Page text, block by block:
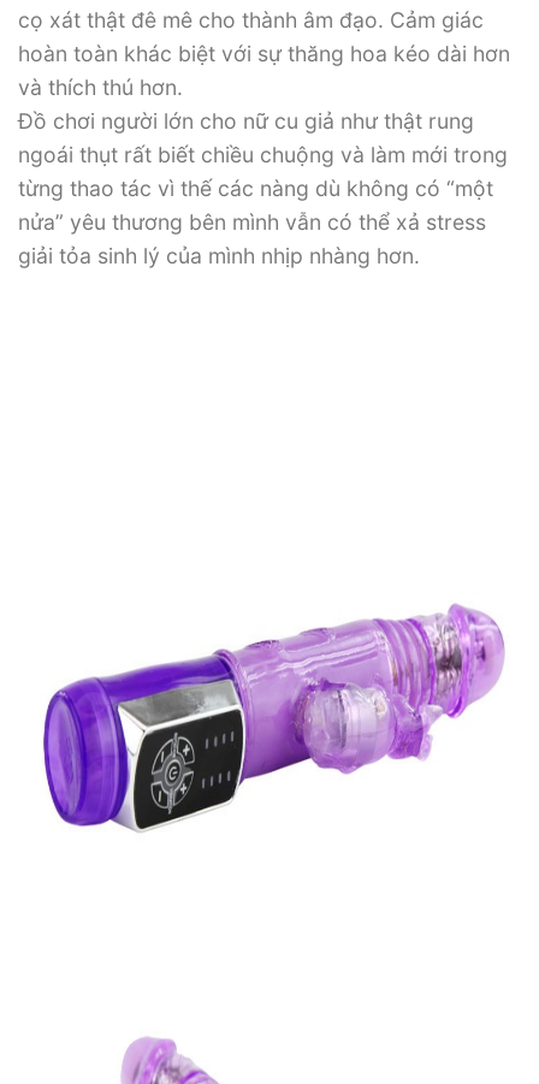
cọ xát thật đê mê cho thành âm đạo. Cảm giác
hoàn toàn khác biệt với sự thăng hoa kéo dài hơn
và thích thú hơn.
Đồ chơi người lớn cho nữ cu giả như thật rung
ngoái thụt rất biết chiều chuộng và làm mới trong
từng thao tác vì thế các nàng dù không có “một
nửa” yêu thương bên mình vẫn có thể xả stress
giải tỏa sinh lý của mình nhịp nhàng hơn.